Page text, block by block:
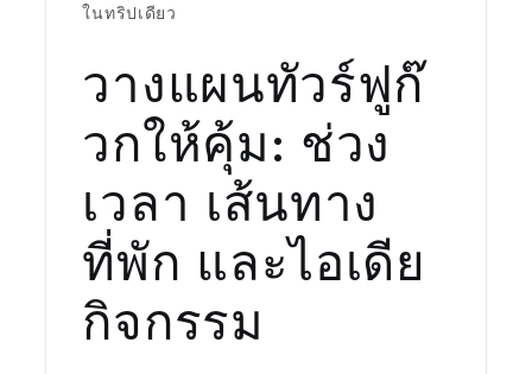
ในทริปเดียว
วางแผนทัวร์ฟูก๊
วกให้คุ้ม: ช่วง
เวลา เส้นทาง
ที่พัก และไอเดีย
กิจกรรม